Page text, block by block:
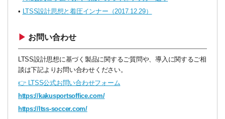
•
LTSS設計思想と着圧インナー（2017.12.29）
▶ お問い合わせ
LTSS設計思想に基づく製品に関するご質問や、導入に関するご相
談は下記よりお問い合わせください。
👉
LTSS公式お問い合わせフォーム
https://kakusportsoffice.com/
https://ltss-soccer.com/